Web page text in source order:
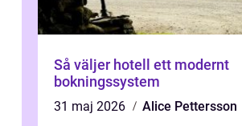
Så väljer hotell ett modernt
bokningssystem
31 maj 2026
Alice Pettersson